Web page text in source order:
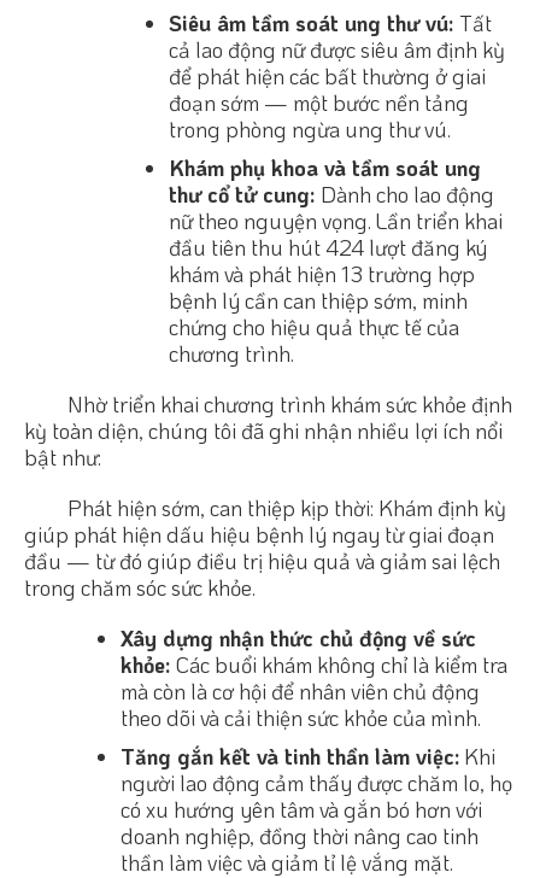
Siêu âm tầm soát ung thư vú: Tất
cả lao động nữ được siêu âm định kỳ
để phát hiện các bất thường ở giai
đoạn sớm — một bước nền tảng
trong phòng ngừa ung thư vú.
Khám phụ khoa và tầm soát ung
thư cổ tử cung: Dành cho lao động
nữ theo nguyện vọng. Lần triển khai
đầu tiên thu hút 424 lượt đăng ký
khám và phát hiện 13 trường hợp
bệnh lý cần can thiệp sớm, minh
chứng cho hiệu quả thực tế của
chương trình.
Nhờ triển khai chương trình khám sức khỏe định
kỳ toàn diện, chúng tôi đã ghi nhận nhiều lợi ích nổi
bật như:
Phát hiện sớm, can thiệp kịp thời: Khám định kỳ
giúp phát hiện dấu hiệu bệnh lý ngay từ giai đoạn
đầu — từ đó giúp điều trị hiệu quả và giảm sai lệch
trong chăm sóc sức khỏe.
Xây dựng nhận thức chủ động về sức
khỏe: Các buổi khám không chỉ là kiểm tra
mà còn là cơ hội để nhân viên chủ động
theo dõi và cải thiện sức khỏe của mình.
Tăng gắn kết và tinh thần làm việc: Khi
người lao động cảm thấy được chăm lo, họ
có xu hướng yên tâm và gắn bó hơn với
doanh nghiệp, đồng thời nâng cao tinh
thần làm việc và giảm tỉ lệ vắng mặt.